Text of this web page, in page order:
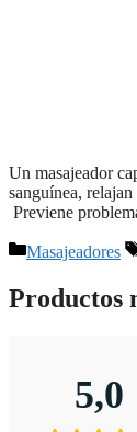
Un masajeador
sanguínea,
Previene
Categorías
Masajeadores
Productos
5,0